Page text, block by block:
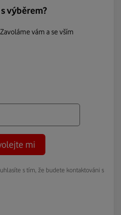
výběrem?
vám a se vším
mi
s tím, že budete kontaktováni s